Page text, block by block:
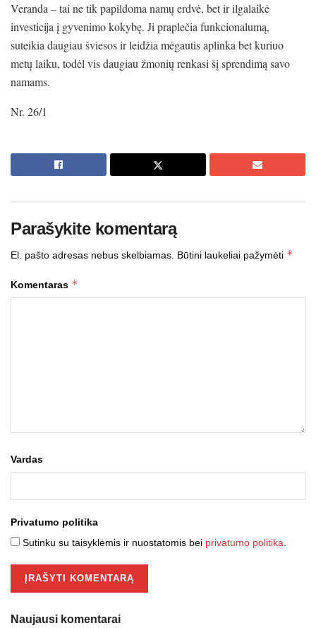
Veranda – tai ne tik papildoma namų erdvė, bet ir ilgalaikė
investicija į gyvenimo kokybę. Ji praplečia funkcionalumą,
suteikia daugiau šviesos ir leidžia mėgautis aplinka bet kuriuo
metų laiku, todėl vis daugiau žmonių renkasi šį sprendimą savo
namams.
Nr. 26/1
Parašykite komentarą
El. pašto adresas nebus skelbiamas. Būtini laukeliai pažymėti *
Komentaras *
Vardas
Privatumo politika
Sutinku su taisyklėmis ir nuostatomis bei privatumo politika
Naujausi komentarai